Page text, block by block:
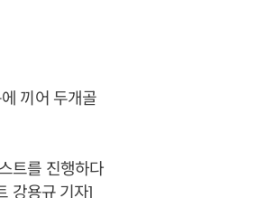
끼어 두개골
트를 진행하다
강용규 기자]